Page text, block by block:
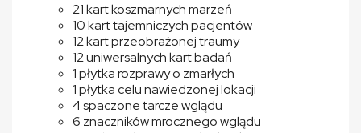
21 kart koszmarnych marzeń
10 kart tajemniczych pacjentów
12 kart przeobrażonej traumy
12 uniwersalnych kart badań
1 płytka rozprawy o zmarłych
1 płytka celu nawiedzonej lokacji
4 spaczone tarcze wglądu
6 znaczników mrocznego wglądu